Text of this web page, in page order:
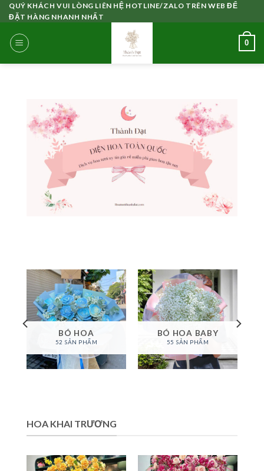
Skip
to
content
QUÝ KHÁCH VUI LÒNG LIÊN HỆ HOTLINE/ZALO TRÊN WEB ĐỂ
ĐẶT HÀNG NHANH NHẤT
0
BÓ HOA
52 SẢN PHẨM
BÓ HOA BABY
55 SẢN PHẨM
HOA KHAI TRƯƠNG